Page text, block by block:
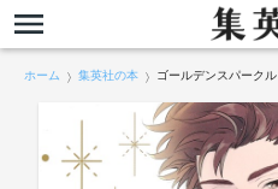
ホーム 集英社の本 ゴールデンスパークル